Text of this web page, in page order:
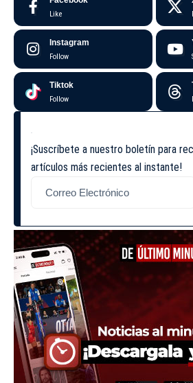
Like
Instagram
Follow
Tiktok
Follow
¡Suscríbete a nuestro boletín para
artículos más recientes al instante!